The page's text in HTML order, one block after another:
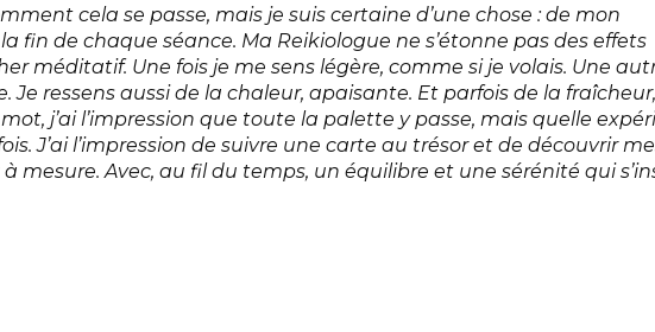
cela se passe, mais je suis certaine d’une chose : de mon
fin de chaque séance. Ma Reikiologue ne s’étonne pas des effets
méditatif. Une fois je me sens légère, comme si je volais. Une
Je ressens aussi de la chaleur, apaisante. Et parfois de la
j’ai l’impression que toute la palette y passe, mais quelle
J’ai l’impression de suivre une carte au trésor et de découvrir
mesure. Avec, au fil du temps, un équilibre et une sérénité qui